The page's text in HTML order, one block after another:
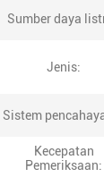
Sumber daya
Jenis:
Sistem
Kecepatan
Pemeriksaan: